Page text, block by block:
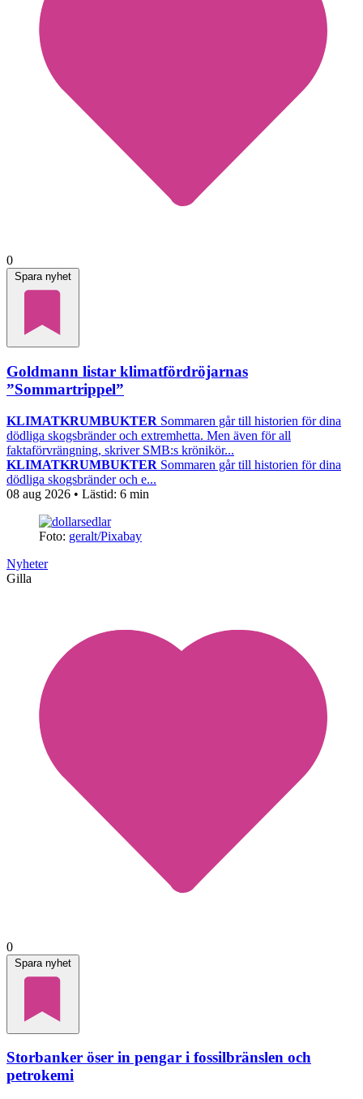
0
Spara nyhet
Goldmann listar klimatfördröjarnas
”Sommartrippel”
KLIMATKRUMBUKTER Sommaren går till historien för dina
dödliga skogsbränder och extremhetta. Men även för all
faktaförvrängning, skriver SMB:s krönikör...
KLIMATKRUMBUKTER Sommaren går till historien för dina
dödliga skogsbränder och e...
08 aug 2026 • Lästid: 6 min
Foto: geralt/Pixabay
Nyheter
Gilla
0
Spara nyhet
Storbanker öser in pengar i fossilbränslen och
petrokemi